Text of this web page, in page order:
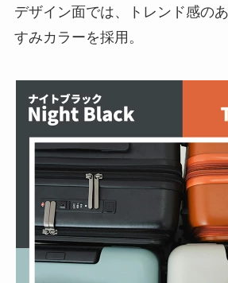
デザイン面では、トレンド感の
すみカラーを採用。